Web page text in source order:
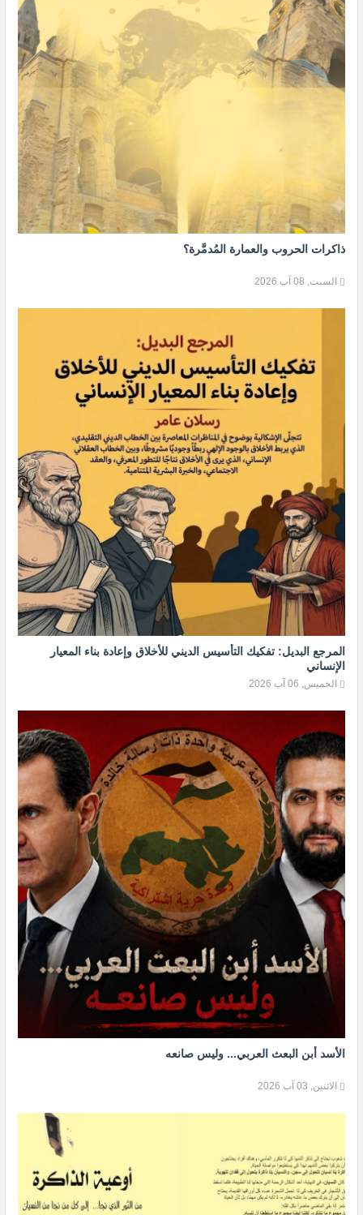
ذاكرات الحروب والعمارة المُدمَّرة؟
السبت, 08 آب 2026
المرجع البديل: تفكيك التأسيس الديني للأخلاق وإعادة بناء المعيار
الإنساني
الخميس, 06 آب 2026
الأسد أبن البعث العربي... وليس صانعه
الاثنين, 03 آب 2026